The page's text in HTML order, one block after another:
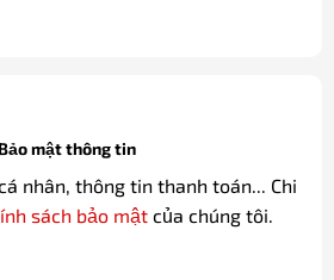
Bảo mật thông tin
nhân, thông tin thanh toán... Chi
sách bảo mậtcủa chúng tôi.